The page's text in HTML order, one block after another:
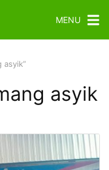
MENU
asyik”
asyik